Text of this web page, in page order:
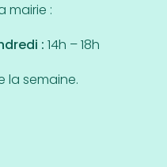
mairie :
: 14h – 18h
la semaine.